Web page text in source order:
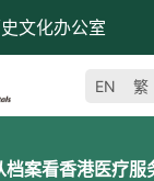
文化办公室
EN 繁
档案看香港医疗